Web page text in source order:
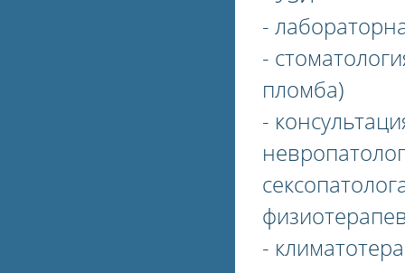
-
-
пломба)
-
-